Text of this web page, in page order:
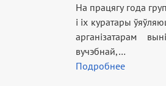
На працягу года
і іх куратары
арганізатарам
вучэбнай,…
Подробнее